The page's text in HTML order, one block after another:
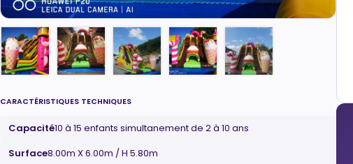
CARACTÉRISTIQUES TECHNIQUES
Capacité10 à 15 enfants simultanement de 2 à 10 ans
Surface8.00m X 6.00m / H 5.80m